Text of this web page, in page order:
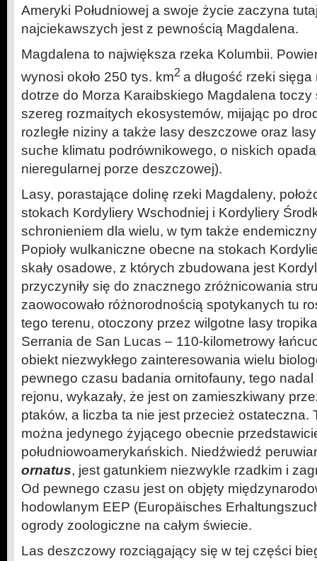
Ameryki Południowej a swoje życie zaczyna
najciekawszych jest z pewnością Magdalena.
Magdalena to największa rzeka Kolumbii.
wynosi około 250 tys. km2 a długość rzeki
dotrze do Morza Karaibskiego Magdalena
szereg rozmaitych ekosystemów, mijając po
rozległe niziny a także lasy deszczowe oraz
suche klimatu podrównikowego, o niskich
nieregularnej porze deszczowej).
Lasy, porastające dolinę rzeki Magdaleny,
stokach Kordyliery Wschodniej i Kordyliery
schronieniem dla wielu, w tym także
Popioły wulkaniczne obecne na stokach
skały osadowe, z których zbudowana jest
przyczyniły się do znacznego zróżnicowania
zaowocowało różnorodnością spotykanych tu
tego terenu, otoczony przez wilgotne lasy
Serrania de San Lucas – 110-kilometrowy
obiekt niezwykłego zainteresowania wielu
pewnego czasu badania ornitofauny, tego nadal
rejonu, wykazały, że jest on zamieszkiwany
ptaków, a liczba ta nie jest przecież ostateczna.
można jedynego żyjącego obecnie
południowoamerykańskich. Niedźwiedź
ornatus, jest gatunkiem niezwykle rzadkim i
Od pewnego czasu jest on objęty
hodowlanym EEP (Europäisches
ogrody zoologiczne na całym świecie.
Las deszczowy rozciągający się w tej części